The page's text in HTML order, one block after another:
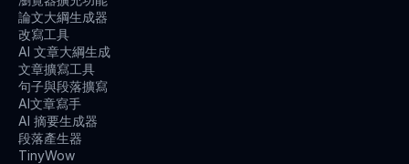
論文大綱生成器
改寫工具
AI 文章大綱生成
文章擴寫工具
句子與段落擴寫
AI文章寫手
AI 摘要生成器
段落產生器
TinyWow